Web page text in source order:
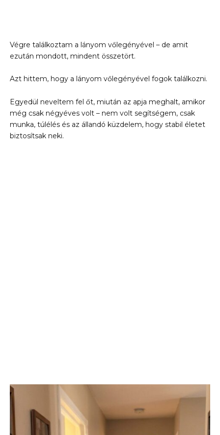
Végre találkoztam a lányom vőlegényével – de amit
ezután mondott, mindent összetört.
Azt hittem, hogy a lányom vőlegényével fogok találkozni.
Egyedül neveltem fel őt, miután az apja meghalt, amikor
még csak négyéves volt – nem volt segítségem, csak
munka, túlélés és az állandó küzdelem, hogy stabil életet
biztosítsak neki.